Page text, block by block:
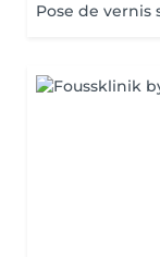
Pose de